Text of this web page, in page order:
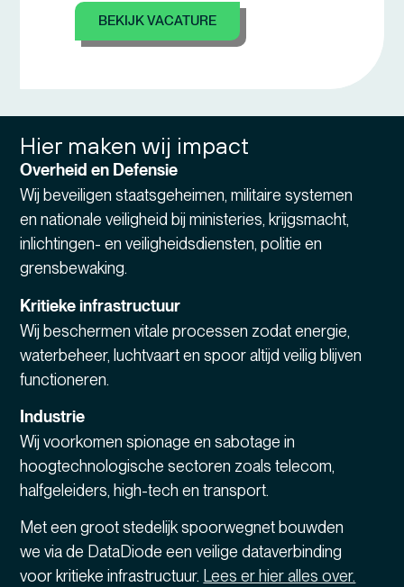
BEKIJK VACATURE
Hier maken wij impact
Overheid en Defensie
Wij beveiligen staatsgeheimen, militaire systemen
en nationale veiligheid bij ministeries, krijgsmacht,
inlichtingen- en veiligheidsdiensten, politie en
grensbewaking.
Kritieke infrastructuur
Wij beschermen vitale processen zodat energie,
waterbeheer, luchtvaart en spoor altijd veilig blijven
functioneren.
Industrie
Wij voorkomen spionage en sabotage in
hoogtechnologische sectoren zoals telecom,
halfgeleiders, high-tech en transport.
Met een groot stedelijk spoorwegnet bouwden
we via de DataDiode een veilige dataverbinding
voor kritieke infrastructuur. Lees er hier alles over.